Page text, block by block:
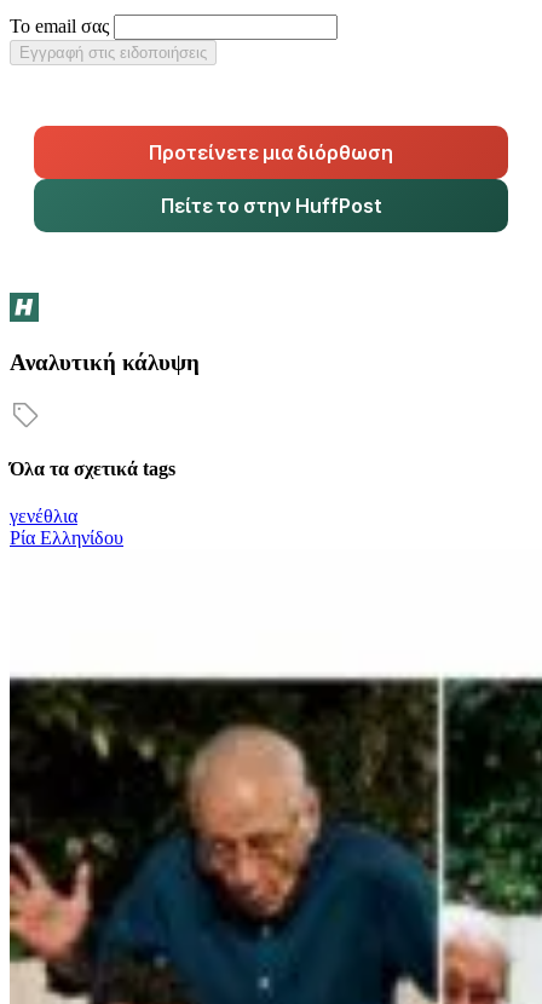
Το email σας
Εγγραφή στις ειδοποιήσεις
Προτείνετε μια διόρθωση
Πείτε το στην HuffPost
Αναλυτική κάλυψη
Όλα τα σχετικά tags
γενέθλια
Ρία Ελληνίδου